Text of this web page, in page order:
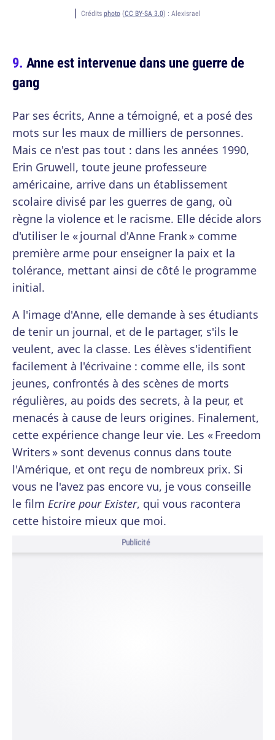
Crédits photo(CC BY-SA 3.0) : Alexisrael
Anne est intervenue dans une guerre de
gang
Par ses écrits, Anne a témoigné, et a posé des
mots sur les maux de milliers de personnes.
Mais ce n'est pas tout : dans les années 1990,
Erin Gruwell, toute jeune professeure
américaine, arrive dans un établissement
scolaire divisé par les guerres de gang, où
règne la violence et le racisme. Elle décide alors
d'utiliser le « journal d'Anne Frank » comme
première arme pour enseigner la paix et la
tolérance, mettant ainsi de côté le programme
initial.
A l'image d'Anne, elle demande à ses étudiants
de tenir un journal, et de le partager, s'ils le
veulent, avec la classe. Les élèves s'identifient
facilement à l'écrivaine : comme elle, ils sont
jeunes, confrontés à des scènes de morts
régulières, au poids des secrets, à la peur, et
menacés à cause de leurs origines. Finalement,
cette expérience change leur vie. Les « Freedom
Writers » sont devenus connus dans toute
l'Amérique, et ont reçu de nombreux prix. Si
vous ne l'avez pas encore vu, je vous conseille
le film Ecrire pour Exister, qui vous racontera
cette histoire mieux que moi.
Publicité